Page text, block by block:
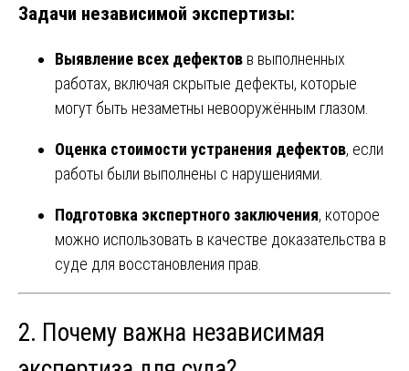
Задачи независимой экспертизы:
Выявление всех дефектов в выполненных
работах, включая скрытые дефекты, которые
могут быть незаметны невооружённым глазом.
Оценка стоимости устранения дефектов, если
работы были выполнены с нарушениями.
Подготовка экспертного заключения, которое
можно использовать в качестве доказательства в
суде для восстановления прав.
2. Почему важна независимая